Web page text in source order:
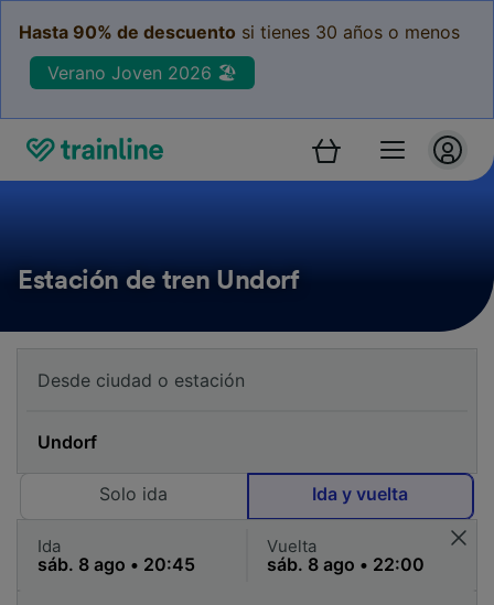
Hasta 90% de descuento si tienes 30 años o menos
Verano Joven 2026 🏖️
Estación de tren Undorf
Solo ida Ida y vuelta
Ida Vuelta